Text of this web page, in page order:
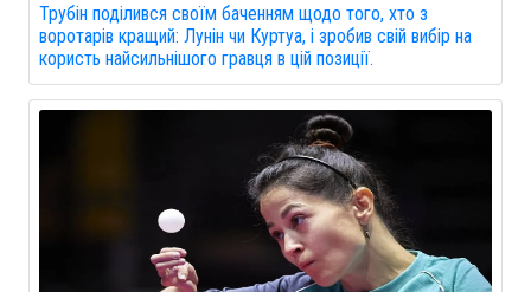
Трубін поділився своїм баченням щодо того, хто з
воротарів кращий: Лунін чи Куртуа, і зробив свій вибір на
користь найсильнішого гравця в цій позиції.